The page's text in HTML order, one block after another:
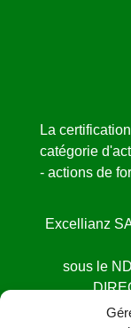
La
catégorie
- actions de
Excellianz
sous le
Cet